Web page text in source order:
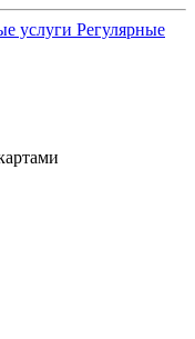
услуги Регулярные